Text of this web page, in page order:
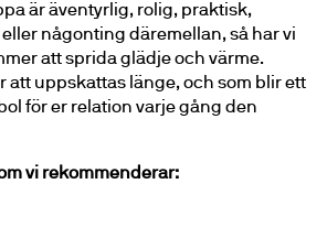
är äventyrlig, rolig, praktisk,
någonting däremellan, så har vi
att sprida glädje och värme.
att uppskattas länge, och som blir ett
för er relation varje gång den
vi rekommenderar: